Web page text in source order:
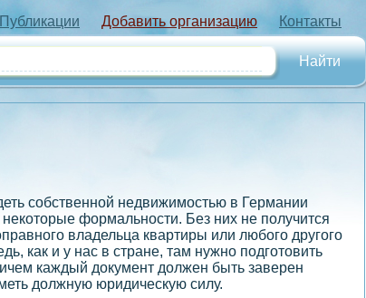
Публикации Добавить организацию Контакты
собственной недвижимостью в Германии
формальности. Без них не получится
владельца квартиры или любого другого
как и у нас в стране, там нужно подготовить
каждый документ должен быть заверен
должную юридическую силу.